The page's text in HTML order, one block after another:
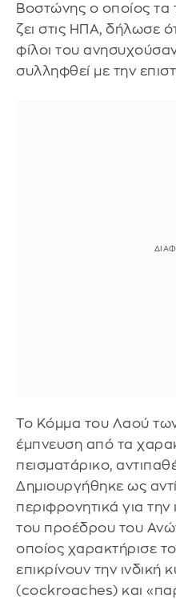
Βοστώνης ο οποίος τα
ζει στις ΗΠΑ, δήλωσε
φίλοι του
συλληφθεί με την
Το Κόμμα του Λαού
έμπνευση από τα
πεισματάρικο,
Δημιουργήθηκε ως
περιφρονητικά για την
του προέδρου του
οποίος χαρακτήρισε
επικρίνουν την
(cockroaches) και